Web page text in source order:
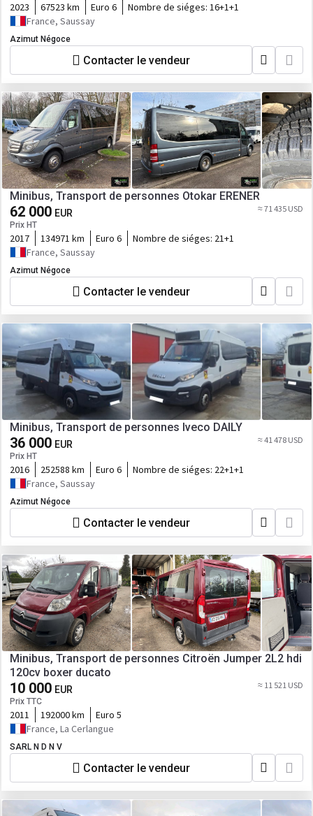
2023 67523 km Euro 6 Nombre de siéges: 16+1+1
France, Saussay
Azimut Négoce
Contacter le vendeur
Minibus, Transport de personnes Otokar ERENER
62 000 EUR
Prix HT
≈ 71 435 USD
2017 134971 km Euro 6 Nombre de siéges: 21+1
France, Saussay
Azimut Négoce
Contacter le vendeur
Minibus, Transport de personnes Iveco DAILY
36 000 EUR
Prix HT
≈ 41 478 USD
2016 252588 km Euro 6 Nombre de siéges: 22+1+1
France, Saussay
Azimut Négoce
Contacter le vendeur
Minibus, Transport de personnes Citroën Jumper 2L2 hdi
120cv boxer ducato
10 000 EUR
Prix TTC
≈ 11 521 USD
2011 192000 km
Euro 5
France, La Cerlangue
SARL N D N V
Contacter le vendeur